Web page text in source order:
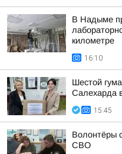
В Надыме
километре
16:10
Шестой
Салехарда
15:45
Волонтёры
СВО